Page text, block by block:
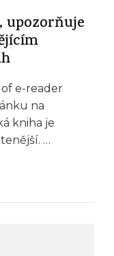
upozorňuje
e-reader
na
kniha je
…